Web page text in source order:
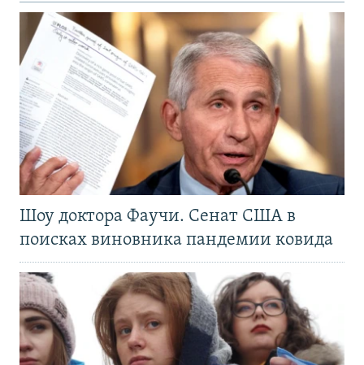
Шоу доктора Фаучи. Сенат США в
поисках виновника пандемии ковида